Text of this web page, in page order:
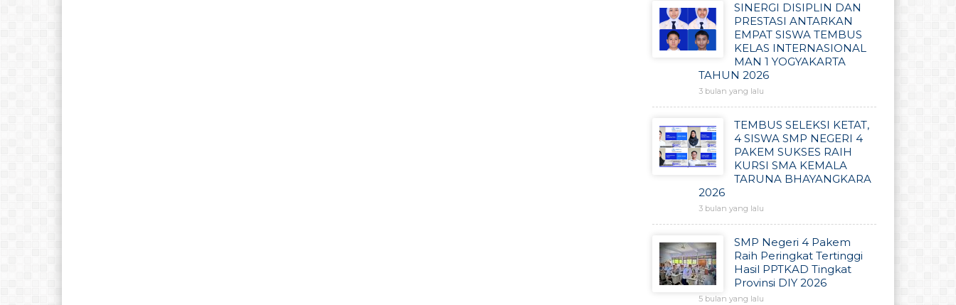
SINERGI DISIPLIN DAN
PRESTASI ANTARKAN
EMPAT SISWA TEMBUS
KELAS INTERNASIONAL
MAN 1 YOGYAKARTA
TAHUN 2026
3 bulan yang lalu
TEMBUS SELEKSI KETAT,
4 SISWA SMP NEGERI 4
PAKEM SUKSES RAIH
KURSI SMA KEMALA
TARUNA BHAYANGKARA
2026
3 bulan yang lalu
SMP Negeri 4 Pakem
Raih Peringkat Tertinggi
Hasil PPTKAD Tingkat
Provinsi DIY 2026
5 bulan yang lalu